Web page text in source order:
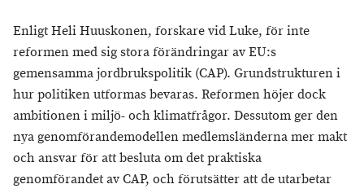
Enligt Heli Huuskonen, forskare vid Luke, för inte
reformen med sig stora förändringar av EU:s
gemensamma jordbrukspolitik (CAP). Grundstrukturen i
hur politiken utformas bevaras. Reformen höjer dock
ambitionen i miljö- och klimatfrågor. Dessutom ger den
nya genomförandemodellen medlemsländerna mer makt
och ansvar för att besluta om det praktiska
genomförandet av CAP, och förutsätter att de utarbetar